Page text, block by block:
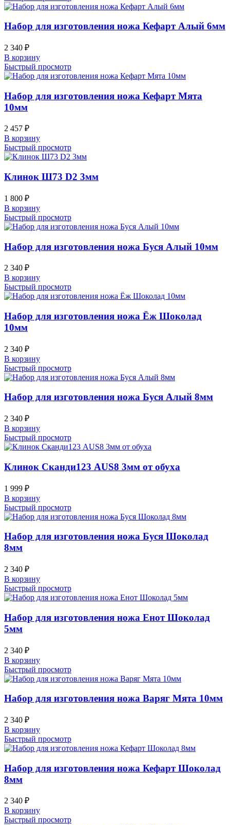
Набор для изготовления ножа Кефарт Алый 6мм
2 340 ₽
В корзину
Быстрый просмотр
Набор для изготовления ножа Кефарт Мята
10мм
2 457 ₽
В корзину
Быстрый просмотр
Клинок Ш73 D2 3мм
1 800 ₽
В корзину
Быстрый просмотр
Набор для изготовления ножа Буся Алый 10мм
2 340 ₽
В корзину
Быстрый просмотр
Набор для изготовления ножа Ёж Шоколад
10мм
2 340 ₽
В корзину
Быстрый просмотр
Набор для изготовления ножа Буся Алый 8мм
2 340 ₽
В корзину
Быстрый просмотр
Клинок Сканди123 AUS8 3мм от обуха
1 999 ₽
В корзину
Быстрый просмотр
Набор для изготовления ножа Буся Шоколад
8мм
2 340 ₽
В корзину
Быстрый просмотр
Набор для изготовления ножа Енот Шоколад
5мм
2 340 ₽
В корзину
Быстрый просмотр
Набор для изготовления ножа Варяг Мята 10мм
2 340 ₽
В корзину
Быстрый просмотр
Набор для изготовления ножа Кефарт Шоколад
8мм
2 340 ₽
В корзину
Быстрый просмотр